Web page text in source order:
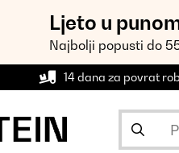
Ljeto u
Najbolji popusti do
14 dana za povrat